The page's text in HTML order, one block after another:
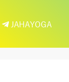
JAHAYOGA